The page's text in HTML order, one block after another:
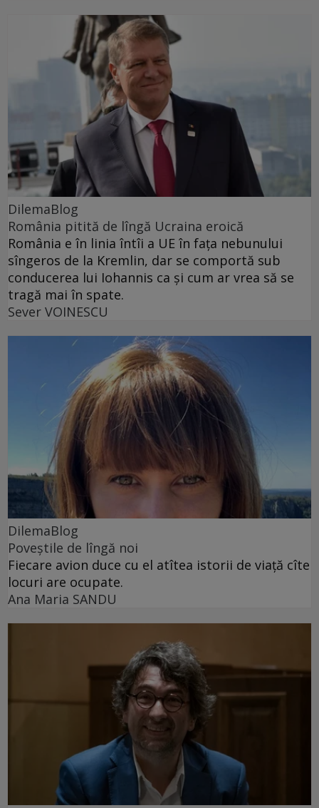
DilemaBlog
România pitită de lîngă Ucraina eroică
România e în linia întîi a UE în fața nebunului
sîngeros de la Kremlin, dar se comportă sub
conducerea lui Iohannis ca și cum ar vrea să se
tragă mai în spate.
Sever VOINESCU
DilemaBlog
Poveștile de lîngă noi
Fiecare avion duce cu el atîtea istorii de viață cîte
locuri are ocupate.
Ana Maria SANDU